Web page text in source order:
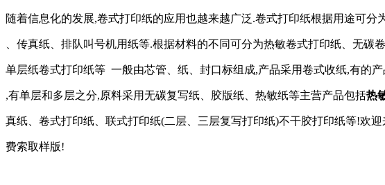
随着信息化的发展,卷式打印纸的应用也越来越广泛.卷式打印纸根据用途可分
、传真纸、排队叫号机用纸等.根据材料的不同可分为热敏卷式打印纸、无碳卷
单层纸卷式打印纸等 一般由芯管、纸、封口标组成,产品采用卷式收纸,有的
,有单层和多层之分,原料采用无碳复写纸、胶版纸、热敏纸等主营产品包括热
真纸、卷式打印纸、联式打印纸(二层 三层复写打印纸)不干胶打印纸等!欢迎
费索取样版!